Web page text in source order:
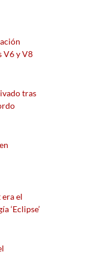
V6 y V8
tras
el
‘Eclipse’